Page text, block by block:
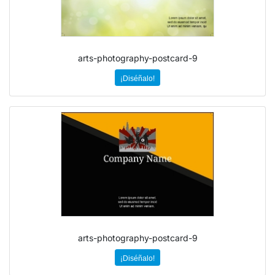
arts-photography-postcard-9
¡Diséñalo!
arts-photography-postcard-9
¡Diséñalo!